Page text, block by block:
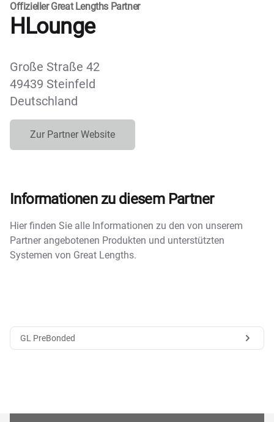
Offizieller Great Lengths Partner
HLounge
Große Straße 42
49439 Steinfeld
Deutschland
Zur Partner Website
Informationen zu diesem Partner
Hier finden Sie alle Informationen zu den von unserem
Partner angebotenen Produkten und unterstützten
Systemen von Great Lengths.
GL PreBonded